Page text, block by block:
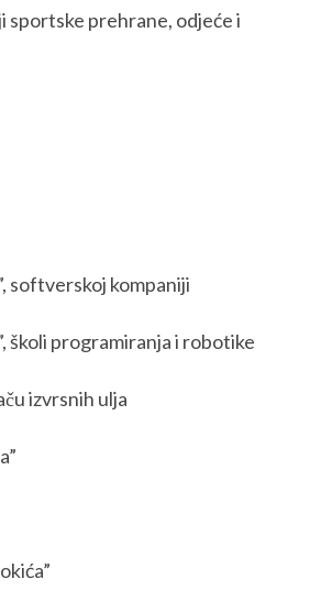
sportske prehrane, odjeće i
softverskoj kompaniji
školi programiranja i robotike
izvrsnih ulja